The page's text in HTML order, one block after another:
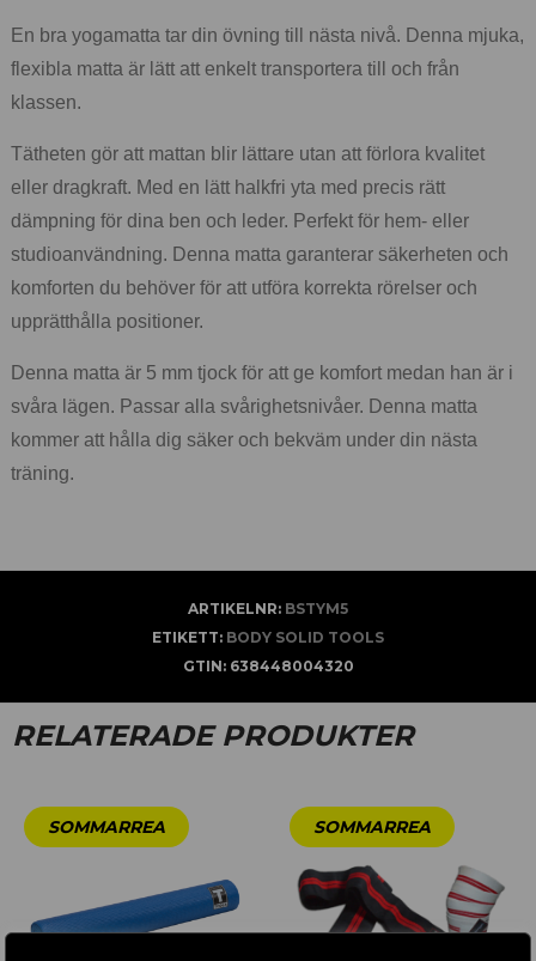
En bra yogamatta tar din övning till nästa nivå. Denna mjuka,
flexibla matta är lätt att enkelt transportera till och från
klassen.
Tätheten gör att mattan blir lättare utan att förlora kvalitet
eller dragkraft. Med en lätt halkfri yta med precis rätt
dämpning för dina ben och leder. Perfekt för hem- eller
studioanvändning. Denna matta garanterar säkerheten och
komforten du behöver för att utföra korrekta rörelser och
upprätthålla positioner.
Denna matta är 5 mm tjock för att ge komfort medan han är i
svåra lägen. Passar alla svårighetsnivåer. Denna matta
kommer att hålla dig säker och bekväm under din nästa
träning.
ARTIKELNR: BSTYM5
ETIKETT: BODY SOLID TOOLS
GTIN: 638448004320
RELATERADE PRODUKTER